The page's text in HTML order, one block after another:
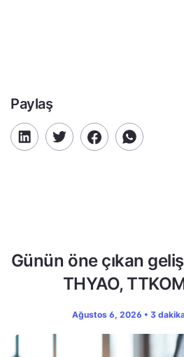
Paylaş
Günün öne çıkan
THYAO,
Ağustos 6, 2026 • 3